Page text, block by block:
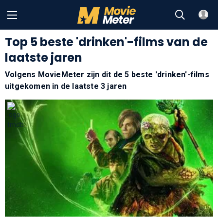
Top 5 beste 'drinken'-films van de
laatste jaren
Volgens MovieMeter zijn dit de 5 beste 'drinken'-films
uitgekomen in de laatste 3 jaren